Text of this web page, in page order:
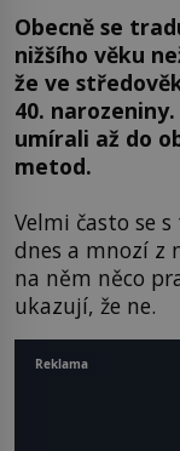
Obecně se
nižšího věku
že ve
40.
umírali až do
metod.
Velmi často se
dnes a mnozí z
na něm něco
ukazují, že ne.
Reklama